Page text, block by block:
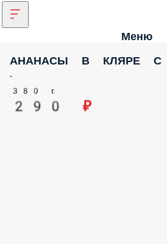
Меню
АНАНАСЫ В КЛЯРЕ С
-
380 г.
290 ₽